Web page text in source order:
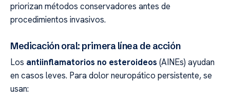
priorizan métodos conservadores antes de
procedimientos invasivos.
Medicación oral: primera línea de acción
Los antiinflamatorios no esteroideos (AINEs) ayudan
en casos leves. Para dolor neuropático persistente, se
usan: